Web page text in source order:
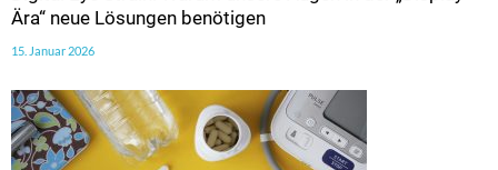
Ära“ neue Lösungen benötigen
15. Januar 2026